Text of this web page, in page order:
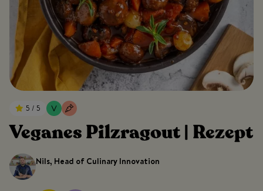
5 / 5
Veganes Pilzragout | Rezept
Nils, Head of Culinary Innovation